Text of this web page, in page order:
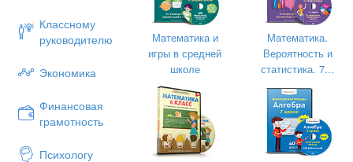
Классному
руководителю
Экономика
Финансовая
грамотность
Психологу
Прямоугольник
Противоположные стороны:
Противоположные стороны:
- равны
- равны
- параллельны
- параллельны
Математика и
игры в средней
школе
Математика.
Вероятность и
статистика. 7...